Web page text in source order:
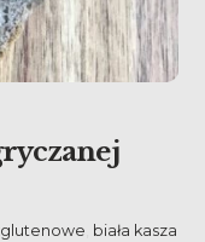
biała kasza